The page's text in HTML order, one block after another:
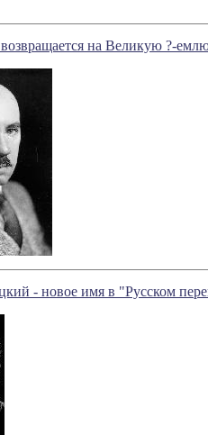
на Великую ?-
- новое имя в "Русском